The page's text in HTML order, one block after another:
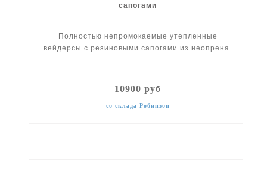
сапогами
Полностью непромокаемые утепленные
вейдерсы с резиновыми сапогами из неопрена.
10900 руб
со склада Робинзон